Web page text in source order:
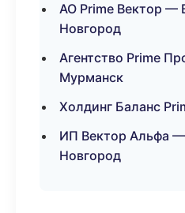
АО Prime Вектор —
Новгород
Агентство Prime
Мурманск
Холдинг Баланс
ИП Вектор Альфа
Новгород